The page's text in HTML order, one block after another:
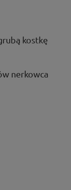
kostkę
nerkowca